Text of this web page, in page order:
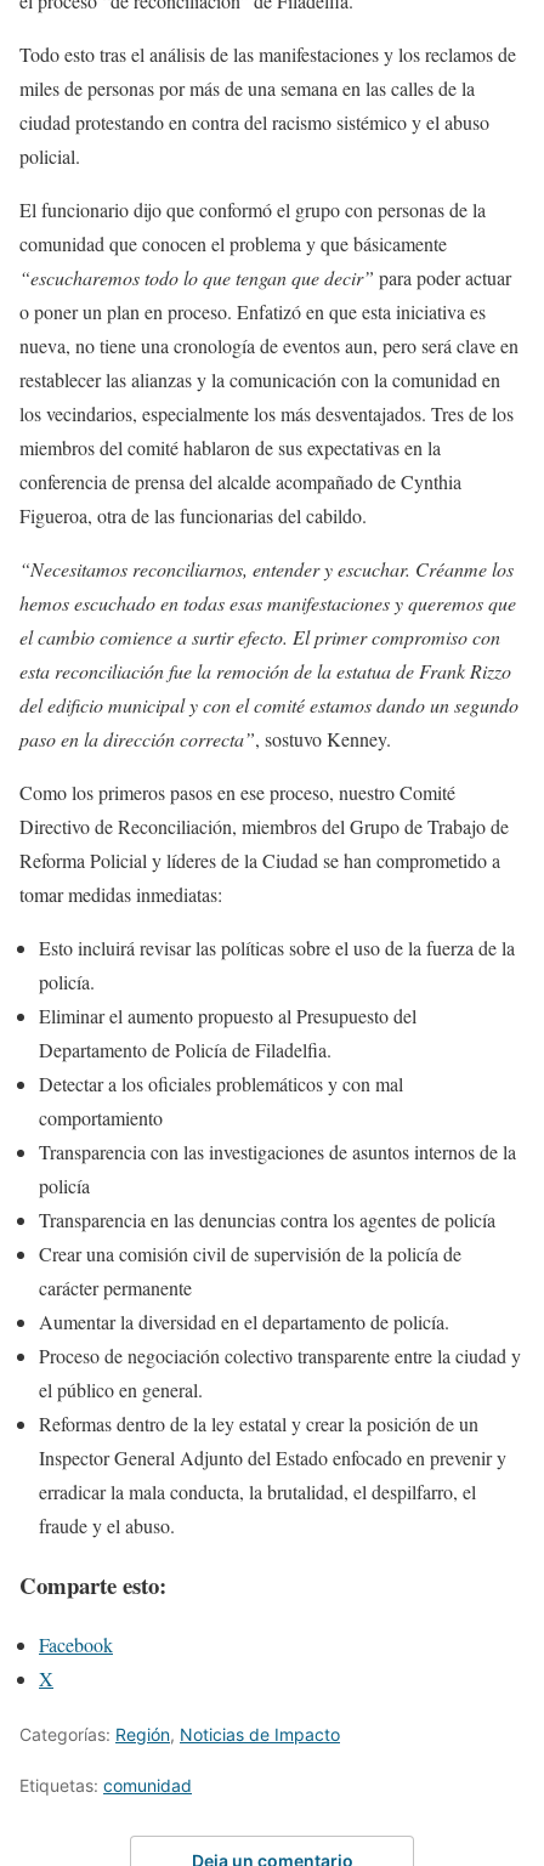
Todo esto tras el análisis de las manifestaciones y los reclamos de
miles de personas por más de una semana en las calles de la
ciudad protestando en contra del racismo sistémico y el abuso
policial.
El funcionario dijo que conformó el grupo con personas de la
comunidad que conocen el problema y que básicamente
“escucharemos todo lo que tengan que decir” para poder actuar
o poner un plan en proceso. Enfatizó en que esta iniciativa es
nueva, no tiene una cronología de eventos aun, pero será clave en
restablecer las alianzas y la comunicación con la comunidad en
los vecindarios, especialmente los más desventajados. Tres de los
miembros del comité hablaron de sus expectativas en la
conferencia de prensa del alcalde acompañado de Cynthia
Figueroa, otra de las funcionarias del cabildo.
“Necesitamos reconciliarnos, entender y escuchar. Créanme los
hemos escuchado en todas esas manifestaciones y queremos que
el cambio comience a surtir efecto. El primer compromiso con
esta reconciliación fue la remoción de la estatua de Frank Rizzo
del edificio municipal y con el comité estamos dando un segundo
paso en la dirección correcta”, sostuvo Kenney.
Como los primeros pasos en ese proceso, nuestro Comité
Directivo de Reconciliación, miembros del Grupo de Trabajo de
Reforma Policial y líderes de la Ciudad se han comprometido a
tomar medidas inmediatas:
Esto incluirá revisar las políticas sobre el uso de la fuerza de la
policía.
Eliminar el aumento propuesto al Presupuesto del
Departamento de Policía de Filadelfia.
Detectar a los oficiales problemáticos y con mal
comportamiento
Transparencia con las investigaciones de asuntos internos de la
policía
Transparencia en las denuncias contra los agentes de policía
Crear una comisión civil de supervisión de la policía de
carácter permanente
Aumentar la diversidad en el departamento de policía.
Proceso de negociación colectivo transparente entre la ciudad y
el público en general.
Reformas dentro de la ley estatal y crear la posición de un
Inspector General Adjunto del Estado enfocado en prevenir y
erradicar la mala conducta, la brutalidad, el despilfarro, el
fraude y el abuso.
Comparte esto:
Facebook
X
Categorías: Región, Noticias de Impacto
Etiquetas: comunidad
Deja un comentario